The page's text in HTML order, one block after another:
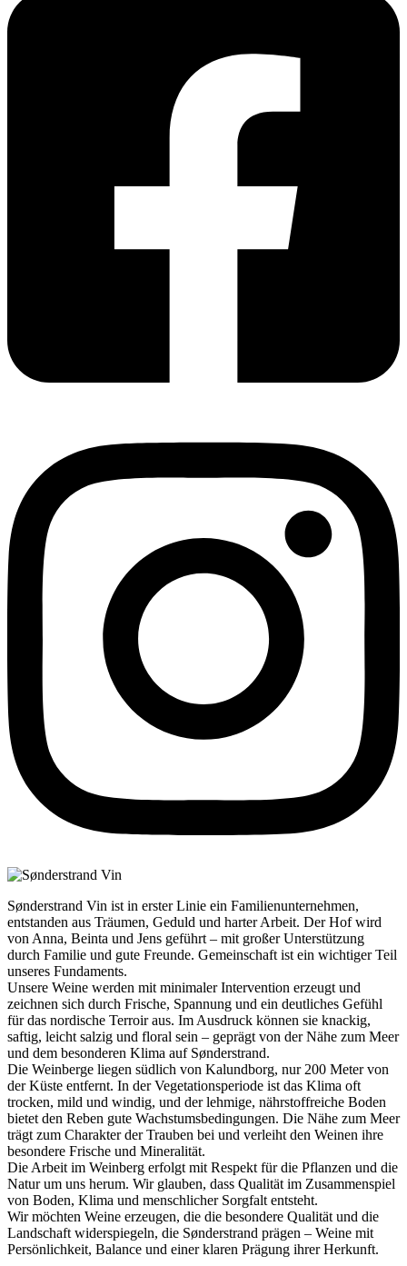
Sønderstrand Vin ist in erster Linie ein Familienunternehmen,
entstanden aus Träumen, Geduld und harter Arbeit. Der Hof wird
von Anna, Beinta und Jens geführt – mit großer Unterstützung
durch Familie und gute Freunde. Gemeinschaft ist ein wichtiger Teil
unseres Fundaments.
Unsere Weine werden mit minimaler Intervention erzeugt und
zeichnen sich durch Frische, Spannung und ein deutliches Gefühl
für das nordische Terroir aus. Im Ausdruck können sie knackig,
saftig, leicht salzig und floral sein – geprägt von der Nähe zum Meer
und dem besonderen Klima auf Sønderstrand.
Die Weinberge liegen südlich von Kalundborg, nur 200 Meter von
der Küste entfernt. In der Vegetationsperiode ist das Klima oft
trocken, mild und windig, und der lehmige, nährstoffreiche Boden
bietet den Reben gute Wachstumsbedingungen. Die Nähe zum Meer
trägt zum Charakter der Trauben bei und verleiht den Weinen ihre
besondere Frische und Mineralität.
Die Arbeit im Weinberg erfolgt mit Respekt für die Pflanzen und die
Natur um uns herum. Wir glauben, dass Qualität im Zusammenspiel
von Boden, Klima und menschlicher Sorgfalt entsteht.
Wir möchten Weine erzeugen, die die besondere Qualität und die
Landschaft widerspiegeln, die Sønderstrand prägen – Weine mit
Persönlichkeit, Balance und einer klaren Prägung ihrer Herkunft.